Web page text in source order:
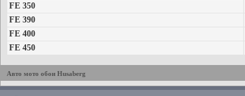
FE 350
FE 390
FE 400
FE 450
Авто мото обои Husaberg